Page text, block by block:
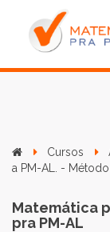
Cursos
a PM-AL. - Método
Matemática
pra PM-AL